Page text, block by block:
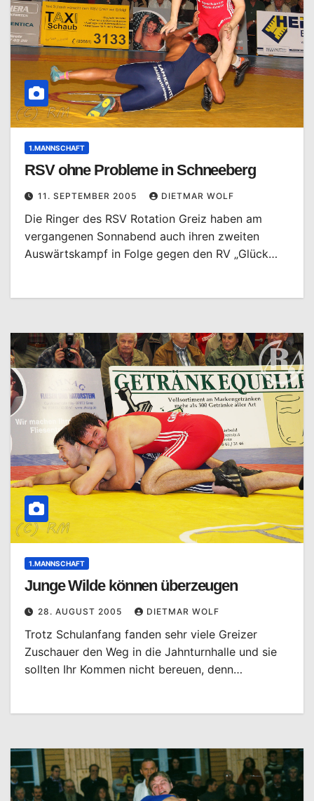
1.MANNSCHAFT
RSV ohne Probleme in Schneeberg
11. SEPTEMBER 2005 DIETMAR WOLF
Die Ringer des RSV Rotation Greiz haben am
vergangenen Sonnabend auch ihren zweiten
Auswärtskampf in Folge gegen den RV „Glück…
1.MANNSCHAFT
Junge Wilde können überzeugen
28. AUGUST 2005 DIETMAR WOLF
Trotz Schulanfang fanden sehr viele Greizer
Zuschauer den Weg in die Jahnturnhalle und sie
sollten Ihr Kommen nicht bereuen, denn…